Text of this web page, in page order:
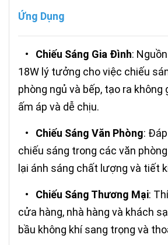
Ứng Dụng
• Chiếu Sáng Gia Đình:
18W lý tưởng cho việc chiếu
phòng ngủ và bếp, tạo ra không
ấm áp và dễ chịu.
• Chiếu Sáng Văn Phòng:
chiếu sáng trong các văn
lại ánh sáng chất lượng và tiết
• Chiếu Sáng Thương Mại:
cửa hàng, nhà hàng và khách
bầu không khí sang trọng và